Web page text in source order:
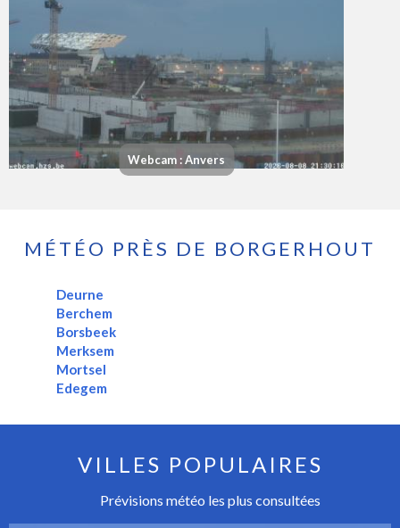
Webcam : Anvers
MÉTÉO PRÈS DE BORGERHOUT
Deurne
Berchem
Borsbeek
Merksem
Mortsel
Edegem
VILLES POPULAIRES
Prévisions météo les plus consultées